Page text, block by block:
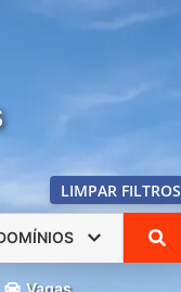
LIMPAR FILTROS
Vagas